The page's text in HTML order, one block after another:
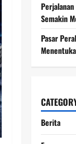
Semakin
Pasar
Berita